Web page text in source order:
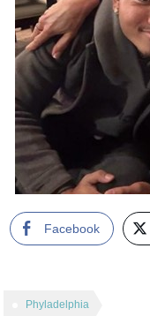
Facebook
Phyladelphia